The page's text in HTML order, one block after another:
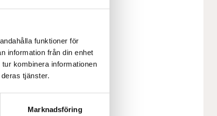
funktioner för
information från din enhet
kombinera informationen
tjänster.
Marknadsföring